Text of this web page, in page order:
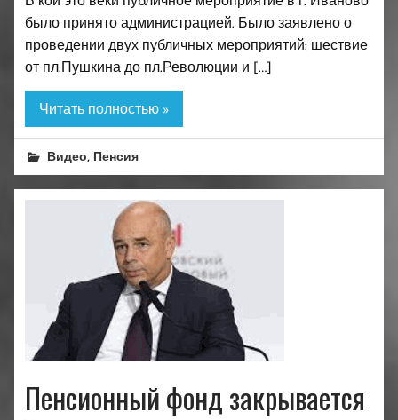
было принято администрацией. Было заявлено о
проведении двух публичных мероприятий: шествие
от пл.Пушкина до пл.Революции и […]
Читать полностью »
Видео, Пенсия
Пенсионный фонд закрывается